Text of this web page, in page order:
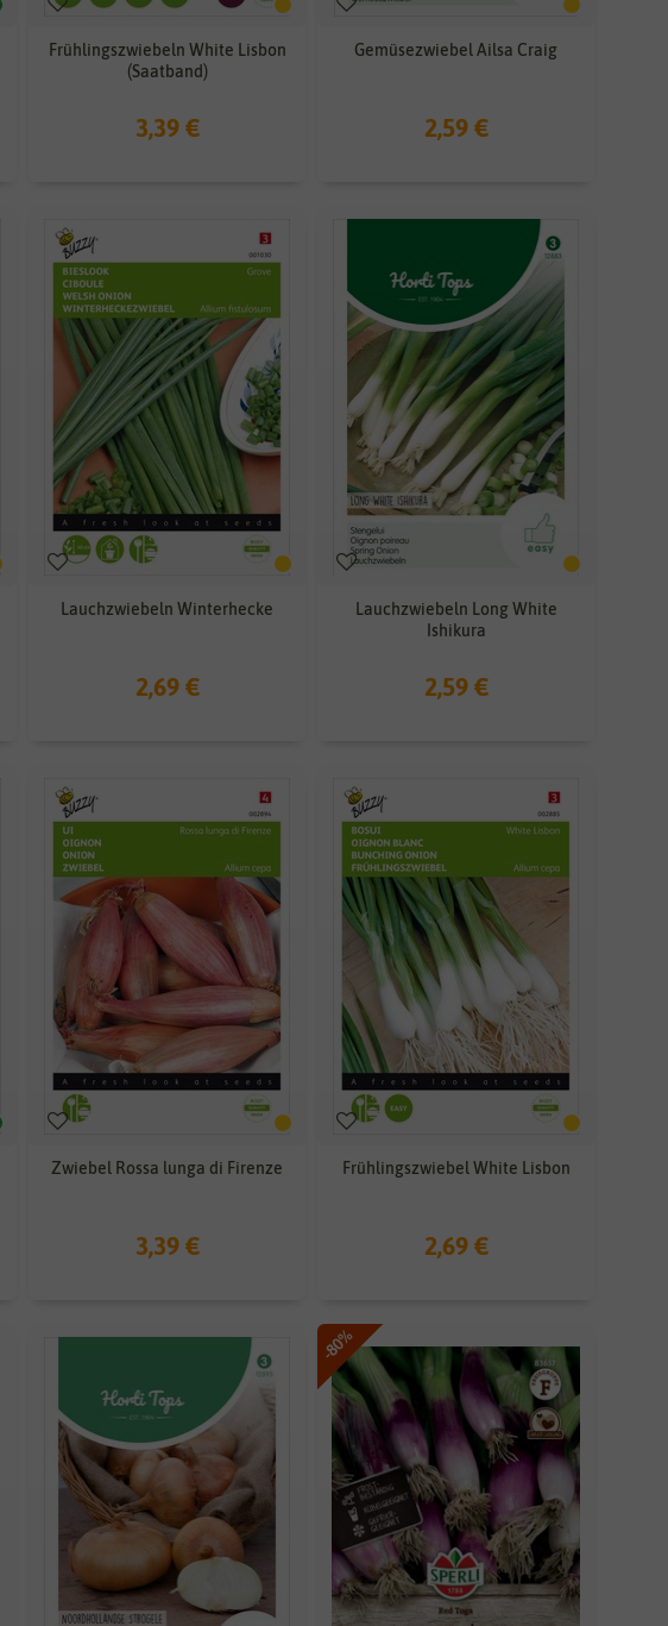
Frühlingszwiebeln White Lisbon
(Saatband)
3,39 €
Gemüsezwiebel Ailsa Craig
2,59 €
Lauchzwiebeln Winterhecke
2,69 €
Lauchzwiebeln Long White
Ishikura
2,59 €
Zwiebel Rossa lunga di Firenze
3,39 €
Frühlingszwiebel White Lisbon
2,69 €
-80%